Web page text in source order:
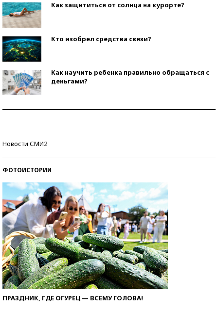
Как защититься от солнца на курорте?
Кто изобрел средства связи?
Как научить ребенка правильно обращаться с
деньгами?
Новости СМИ2
ФОТОИСТОРИИ
ПРАЗДНИК, ГДЕ ОГУРЕЦ — ВСЕМУ ГОЛОВА!